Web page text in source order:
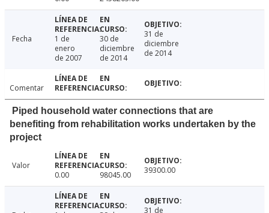
Fecha
1 de
enero
de 2007
30 de
diciembre
de 2014
31 de
diciembre
de 2014
Comentar
Piped household water connections that are
benefiting from rehabilitation works undertaken by the
project
Valor
0.00
98045.00 39300.00
31 de